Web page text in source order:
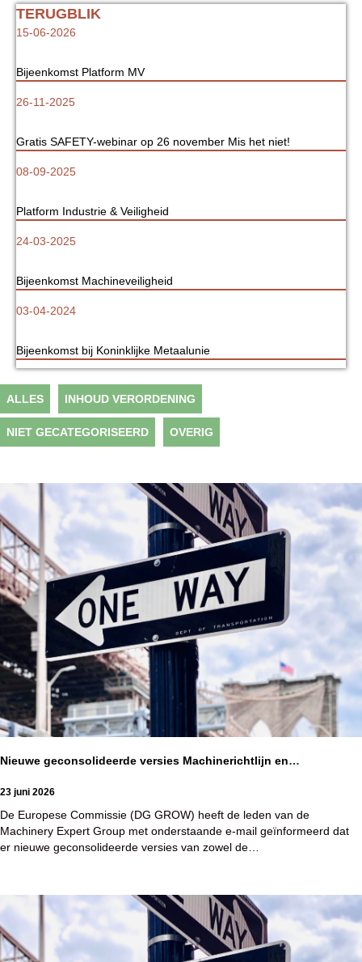
ALLES INHOUD VERORDENING
NIET GECATEGORISEERD OVERIG
Nieuwe geconsolideerde versies Machinerichtlijn en
23 juni 2026
De Europese Commissie (DG GROW) heeft de leden van de
Machinery Expert Group met onderstaande e-mail geïnformeerd dat
er nieuwe geconsolideerde versies van zowel de…
TERUGBLIK
15-06-2026
Bijeenkomst Platform MV
26-11-2025
Gratis SAFETY-webinar op 26 november Mis het niet!
08-09-2025
Platform Industrie & Veiligheid
24-03-2025
Bijeenkomst Machineveiligheid
03-04-2024
Bijeenkomst bij Koninklijke Metaalunie